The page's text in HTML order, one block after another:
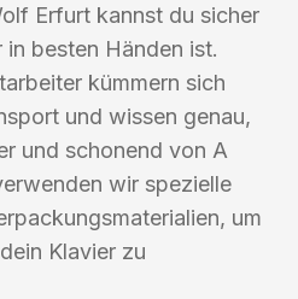
Erfurt kannst du sicher
in besten Händen ist.
kümmern sich
und wissen genau,
und schonend von A
wir spezielle
um
Klavier zu